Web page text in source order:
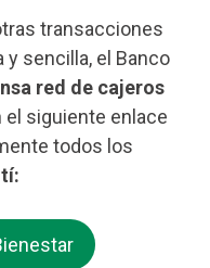
transacciones
y sencilla, el Banco
red de cajeros
el siguiente enlace
todos los